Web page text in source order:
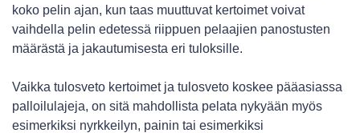
koko pelin ajan, kun taas muuttuvat kertoimet voivat
vaihdella pelin edetessä riippuen pelaajien panostusten
määrästä ja jakautumisesta eri tuloksille.
Vaikka tulosveto kertoimet ja tulosveto koskee pääasiassa
palloilulajeja, on sitä mahdollista pelata nykyään myös
esimerkiksi nyrkkeilyn, painin tai esimerkiksi